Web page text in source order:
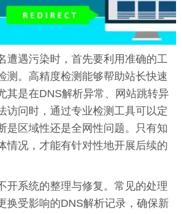
遭遇污染时，首先要利用准确的工
测。高精度检测能够帮助站长快速
其是在DNS解析异常、网站跳转异
访问时，通过专业检测工具可以定
是区域性还是全网性问题。只有知
情况，才能有针对性地开展后续的
开系统的整理与修复。常见的处理
换受影响的DNS解析记录，确保新